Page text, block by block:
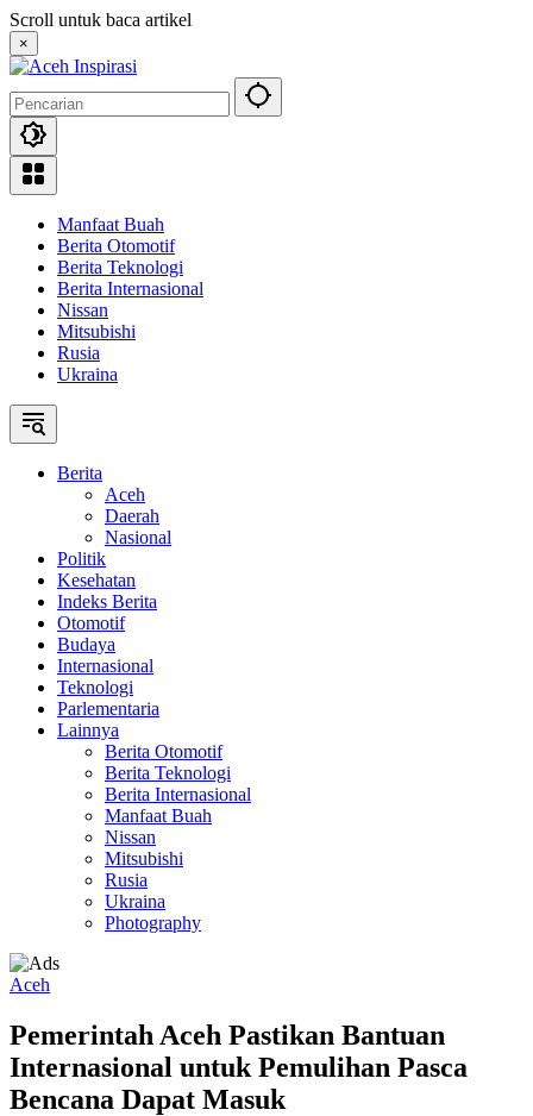
Langsung
ke
konten
Scroll untuk baca artikel
×
Manfaat Buah
Berita Otomotif
Berita Teknologi
Berita Internasional
Nissan
Mitsubishi
Rusia
Ukraina
Berita
Aceh
Daerah
Nasional
Politik
Kesehatan
Indeks Berita
Otomotif
Budaya
Internasional
Teknologi
Parlementaria
Lainnya
Berita Otomotif
Berita Teknologi
Berita Internasional
Manfaat Buah
Nissan
Mitsubishi
Rusia
Ukraina
Photography
Aceh
Pemerintah Aceh Pastikan Bantuan
Internasional untuk Pemulihan Pasca
Bencana Dapat Masuk